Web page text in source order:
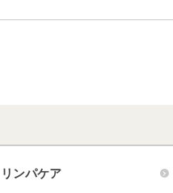
リンパケア